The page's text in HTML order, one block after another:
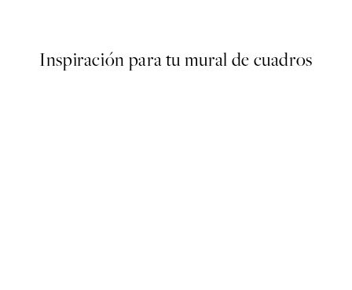
Inspiración para tu mural de cuadros